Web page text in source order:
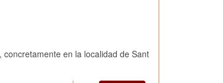
, concretamente en la localidad de Sant